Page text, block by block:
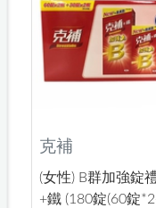
克補
(女性) B群加強錠
+鐵 (180錠(60錠